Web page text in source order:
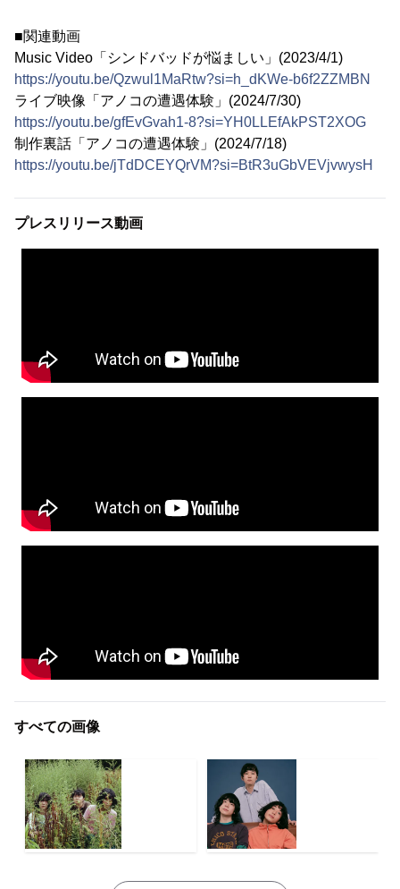
■関連動画
Music Video「シンドバッドが悩ましい」(2023/4/1)
https://youtu.be/Qzwul1MaRtw?si=h_dKWe-b6f2ZZMBN
ライブ映像「アノコの遭遇体験」(2024/7/30)
https://youtu.be/gfEvGvah1-8?si=YH0LLEfAkPST2XOG
制作裏話「アノコの遭遇体験」(2024/7/18)
https://youtu.be/jTdDCEYQrVM?si=BtR3uGbVEVjvwysH
プレスリリース動画
すべての画像